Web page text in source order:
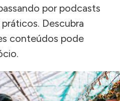
por podcasts
Descubra
conteúdos pode